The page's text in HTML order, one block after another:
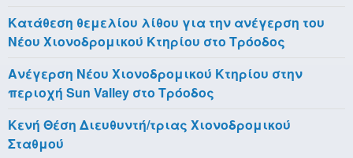
Κατάθεση θεμελίου λίθου για την ανέγερση του
Νέου Χιονοδρομικού Κτηρίου στο Τρόοδος
Aνέγερση Νέου Χιονοδρομικού Κτηρίου στην
περιοχή Sun Valley στο Τρόοδος
Κενή Θέση Διευθυντή/τριας Χιονοδρομικού
Σταθμού